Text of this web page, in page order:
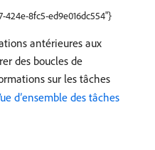
424e-8fc5-ed9e016dc554"}
antérieures aux
des boucles de
sur les tâches
d’ensemble des tâches